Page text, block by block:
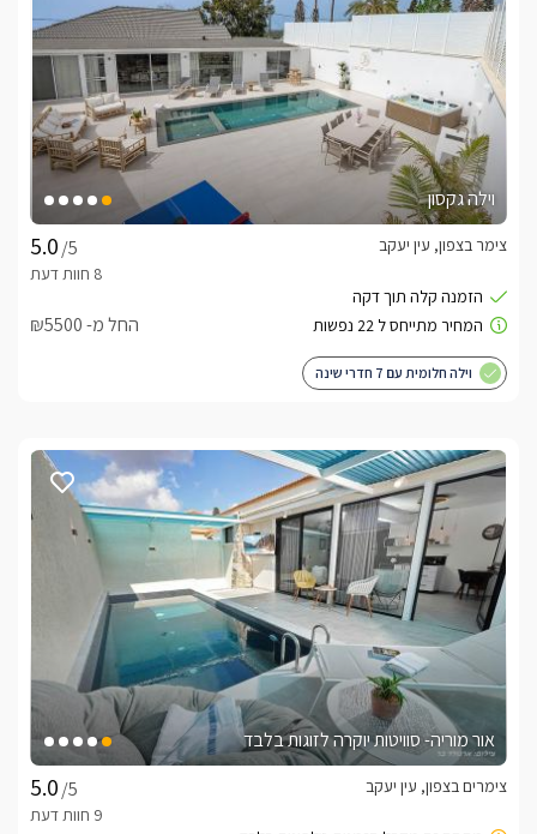
וילה גקסון
/5
צימר בצפון, עין יעקב
החל מ- ₪5500
וילה חלומית עם 7 חדרי שינה
אור מוריה- סוויטות יוקרה לזוגות בלבד
/5
צימרים בצפון, עין יעקב